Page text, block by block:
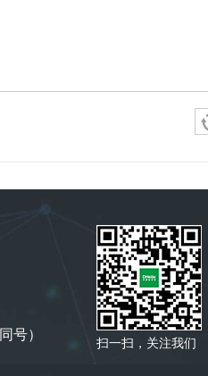
号）
扫一扫，关注我们